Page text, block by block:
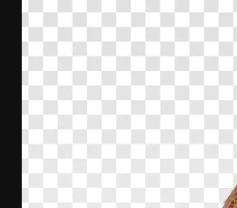
Ícones
Modelos 3D
Fontes
A plataforma criativa
seu melhor trabalho.
assinantes entre
agências e estúdios.
Português